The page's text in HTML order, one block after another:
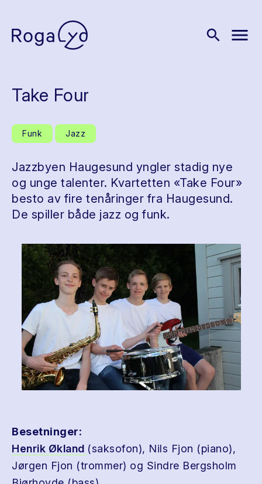
search menu
Take Four
Funk Jazz
Jazzbyen Haugesund yngler stadig nye
og unge talenter. Kvartetten «Take Four»
besto av fire tenåringer fra Haugesund.
De spiller både jazz og funk.
Besetninger:
Henrik Økland (saksofon), Nils Fjon (piano),
Jørgen Fjon (trommer) og Sindre Bergsholm